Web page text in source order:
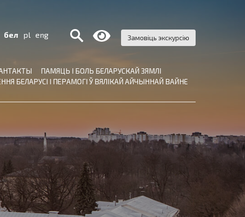
бел pl eng Поиск: Замовіць экскурсію
ПАМЯЦЬ І БОЛЬ БЕЛАРУСКАЙ ЗЯМЛІ
БЕЛАРУСІ І ПЕРАМОГІ Ў ВЯЛІКАЙ АЙЧЫННАЙ ВАЙНЕ